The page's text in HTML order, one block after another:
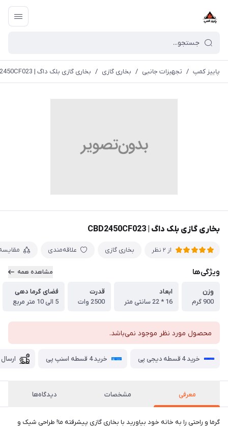
پاییز کمپ / تجهیزات جانبی / بخاری گازی / بخاری گازی بلک داگ | CBD2450CF023
بخاری گازی بلک داگ | CBD2450CF023
از 2 نظر بخاری گازی علاقه‌مندی
ویژگی‌ها مشاهده همه
وزن
900 گرم
ابعاد
16 * 22 سانتی متر
قدرت
2500 وات
فضای گرما دهی
5 الی 10 متر مربع
محصول مورد نظر موجود نمی‌باشد.
خرید 4 قسطه دیجی پی خرید 4 قسطه اسنپ پی
معرفی مشخصات دیدگاه‌ها
گرما و راحتی را به خانه خود بیاورید با بخاری گازی پیشرفته ما! طراحی شیک و